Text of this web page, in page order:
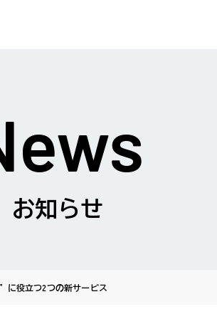
お知らせ
に役立つ2つの新サービス